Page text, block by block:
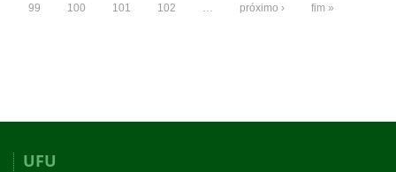
99 100 101 102 próximo › fim »
UFU